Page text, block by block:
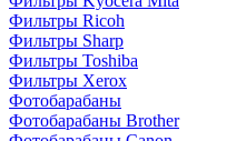
Фильтры Ricoh
Фильтры Sharp
Фильтры Toshiba
Фильтры Xerox
Фотобарабаны
Фотобарабаны Brother